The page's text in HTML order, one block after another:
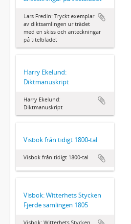
Lars Fredin: Tryckt exemplar
av diktsamlingen ur trädet
med en skiss och anteckningar
på titelbladet
Harry Ekelund:
Diktmanuskript
Harry Ekelund:
Diktmanuskript
Visbok från tidigt 1800-tal
Visbok från tidigt 1800-tal
Visbok: Witterhets Stycken
Fjerde samlingen 1805
Visbok: Witterhets Stycken